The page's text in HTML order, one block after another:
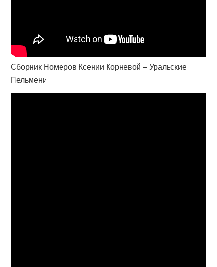
Сборник Номеров Ксении Корневой – Уральские
Пельмени